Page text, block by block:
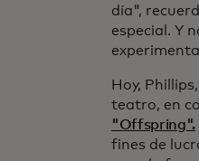
día",
especial. Y
Hoy,
teatro, en
"Offspring".
fines de